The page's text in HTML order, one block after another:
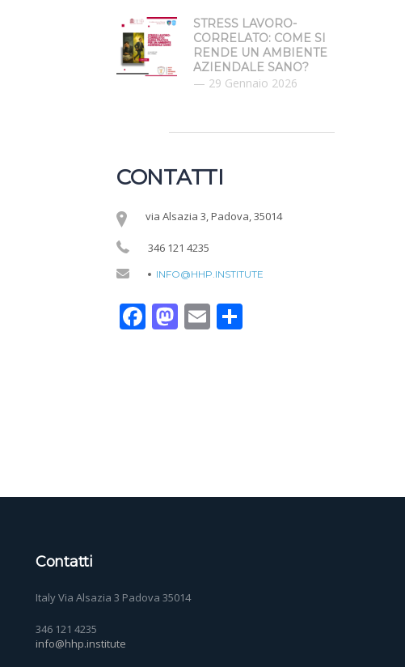
STRESS LAVORO-
CORRELATO: COME SI
RENDE UN AMBIENTE
AZIENDALE SANO?
29 Gennaio 2026
CONTATTI
via Alsazia 3, Padova, 35014
346 121 4235
INFO@HHP.INSTITUTE
Facebook
Mastodon
Email
Contatti
Italy Via Alsazia 3 Padova 35014
346 121 4235
info@hhp.institute